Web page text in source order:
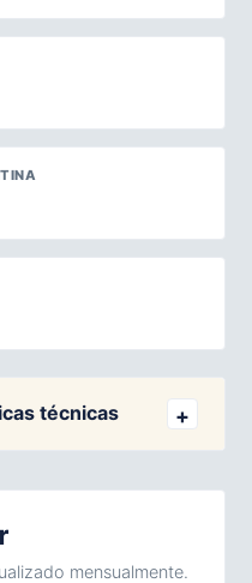
técnicas
mensualmente.